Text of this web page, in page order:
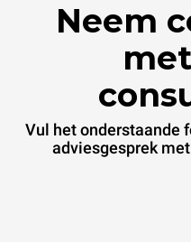
Neem
Vul het onderstaande
adviesgesprek